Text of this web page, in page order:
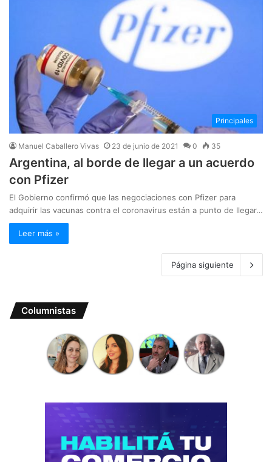
Principales
Manuel Caballero Vivas 23 de junio de 2021 0 35
Argentina, al borde de llegar a un acuerdo
con Pfizer
El Gobierno confirmó que las negociaciones con Pfizer para
adquirir las vacunas contra el coronavirus están a punto de llegar…
Leer más »
Página siguiente
Columnistas